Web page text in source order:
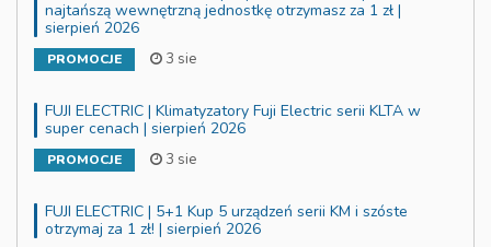
najtańszą wewnętrzną jednostkę otrzymasz za 1 zł |
sierpień 2026
PROMOCJE 3 sie
FUJI ELECTRIC | Klimatyzatory Fuji Electric serii KLTA w
super cenach | sierpień 2026
PROMOCJE 3 sie
FUJI ELECTRIC | 5+1 Kup 5 urządzeń serii KM i szóste
otrzymaj za 1 zł! | sierpień 2026